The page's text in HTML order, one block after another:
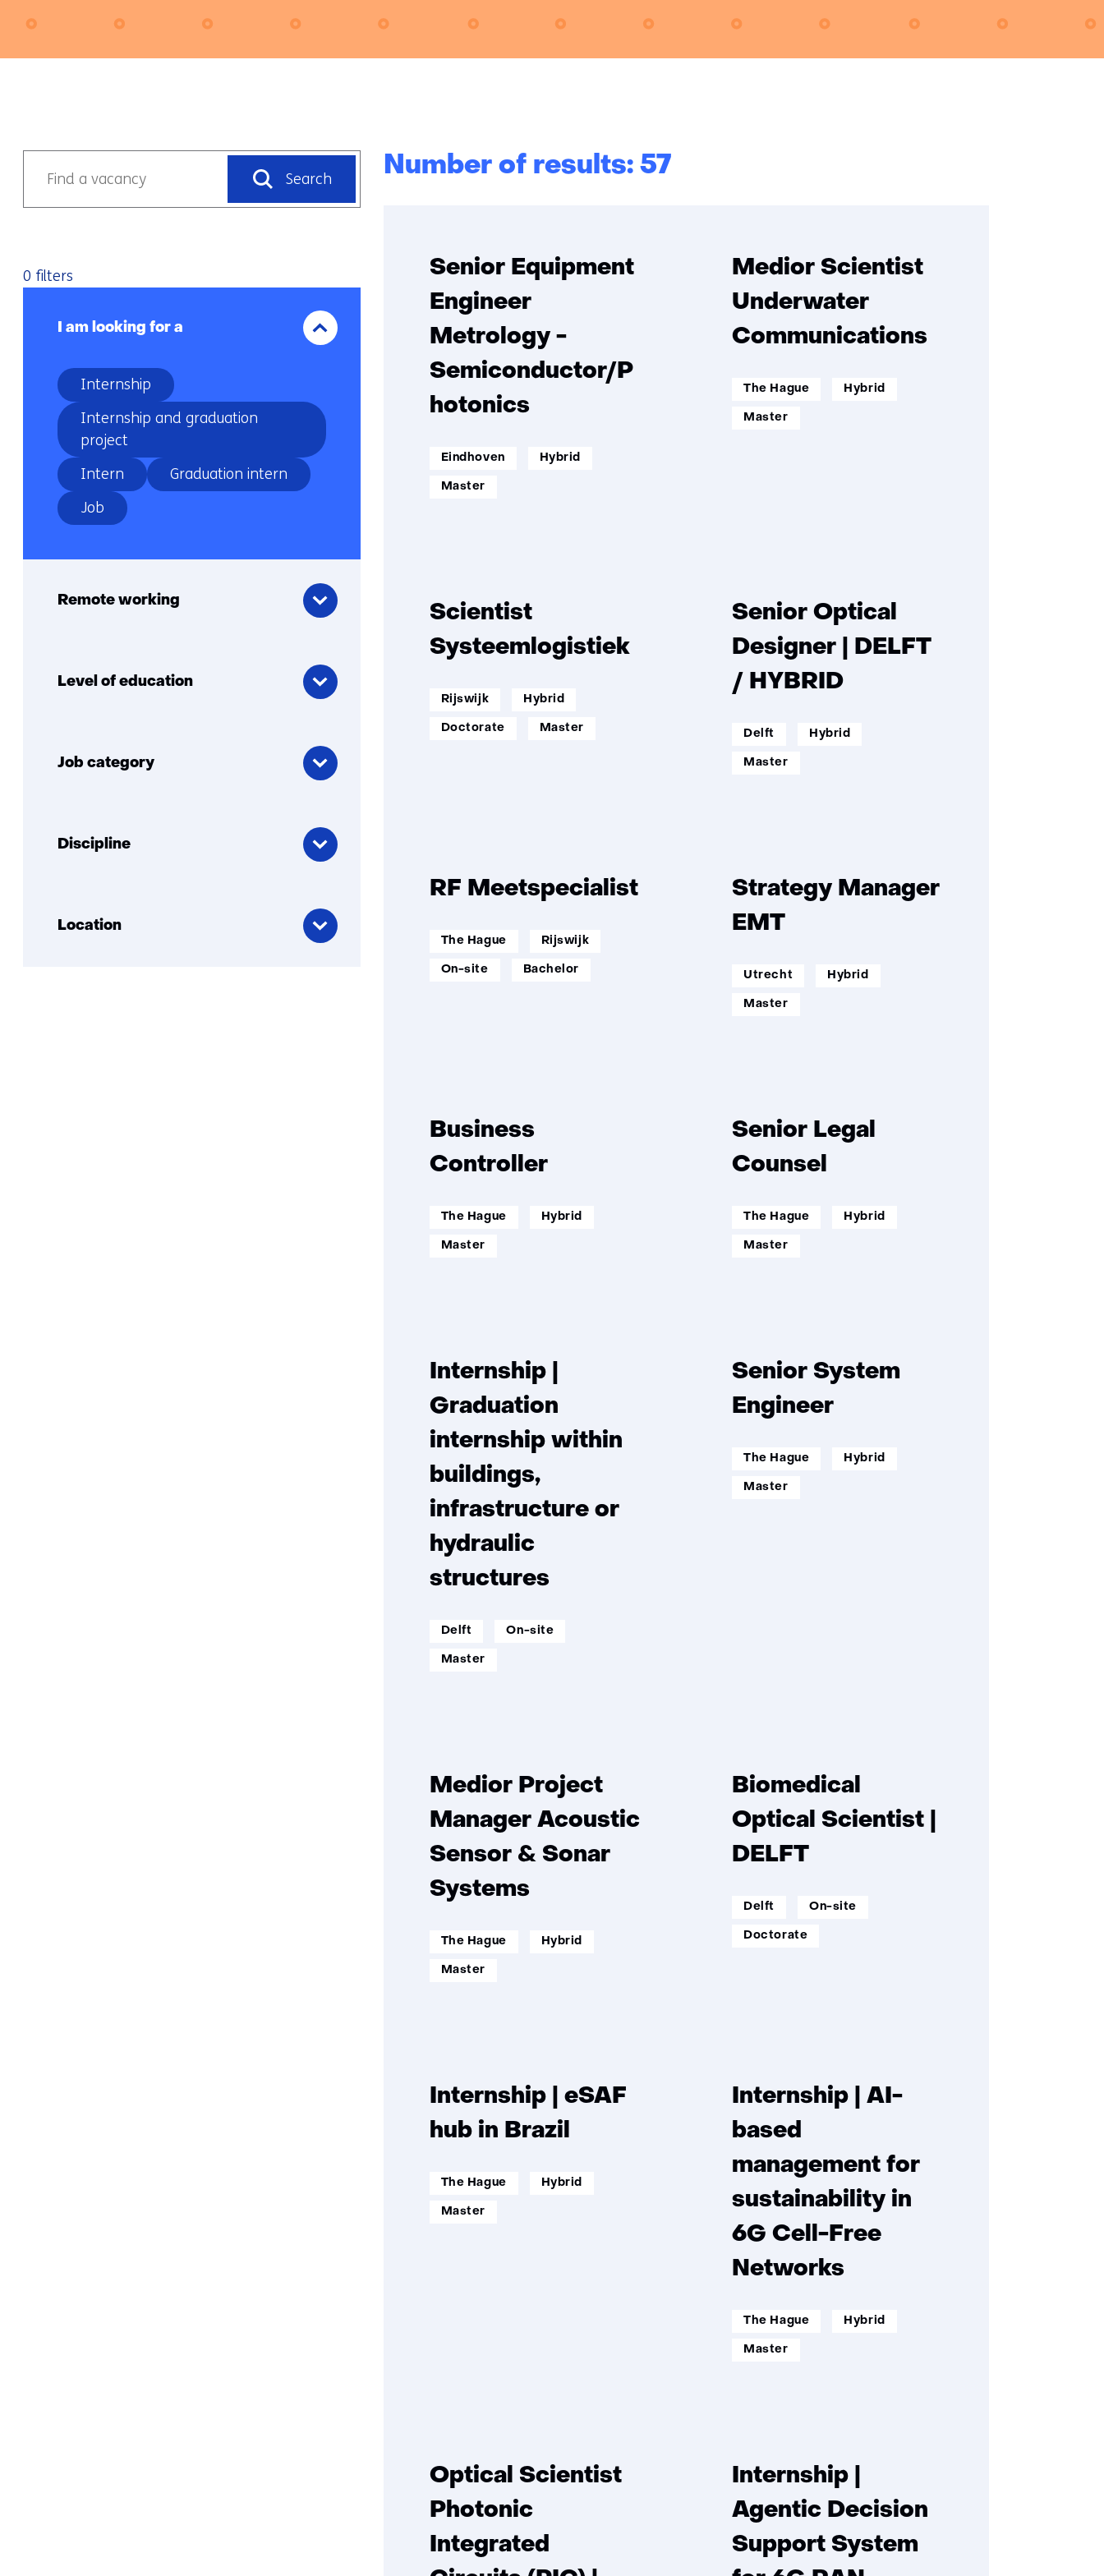
zoeken
vacancy
Search
0 filters
lookingI am looking for a
Internship
Internship and graduation
project
Intern
Graduation intern
Job
workingRemote working
educationLevel of education
categoryJob category
Discipline
Location
Number of results: 57
Senior Equipment
Engineer
Metrology -
Semiconductor/P
hotonics
werklocatie:
Eindhoven werkenopafstand:
Hybrid
opleidingsniveau:
Master
Medior Scientist
Underwater
Communications
werklocatie:
The Hague werkenopafstand:
Hybrid
opleidingsniveau:
Master
Scientist
Systeemlogistiek
werklocatie:
Rijswijk werkenopafstand:
Hybrid
opleidingsniveau:
Doctorate Master
Senior Optical
Designer | DELFT
/ HYBRID
werklocatie:
Delft werkenopafstand:
Hybrid
opleidingsniveau:
Master
RF Meetspecialist
werklocatie:
The Hague Rijswijk
werkenopafstand:
On-site opleidingsniveau:
Bachelor
Strategy Manager
EMT
werklocatie:
Utrecht werkenopafstand:
Hybrid
opleidingsniveau:
Master
Business
Controller
werklocatie:
The Hague werkenopafstand:
Hybrid
opleidingsniveau:
Master
Senior Legal
Counsel
werklocatie:
The Hague werkenopafstand:
Hybrid
opleidingsniveau:
Master
Internship |
Graduation
internship within
buildings,
infrastructure or
hydraulic
structures
werklocatie:
Delft werkenopafstand:
On-site
opleidingsniveau:
Master
Senior System
Engineer
werklocatie:
The Hague werkenopafstand:
Hybrid
opleidingsniveau:
Master
Medior Project
Manager Acoustic
Sensor & Sonar
Systems
werklocatie:
The Hague werkenopafstand:
Hybrid
opleidingsniveau:
Master
Biomedical
Optical Scientist |
DELFT
werklocatie:
Delft werkenopafstand:
On-site
opleidingsniveau:
Doctorate
Internship | eSAF
hub in Brazil
werklocatie:
The Hague werkenopafstand:
Hybrid
opleidingsniveau:
Master
Internship | AI-
based
management for
sustainability in
6G Cell-Free
Networks
werklocatie:
The Hague werkenopafstand:
Hybrid
opleidingsniveau:
Master
Optical Scientist
Photonic
Integrated
Internship |
Agentic Decision
Support System